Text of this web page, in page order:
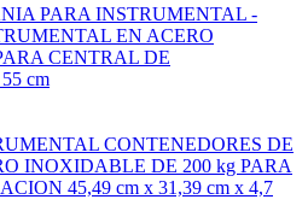
PARA INSTRUMENTAL -
EN ACERO
CENTRAL DE
cm